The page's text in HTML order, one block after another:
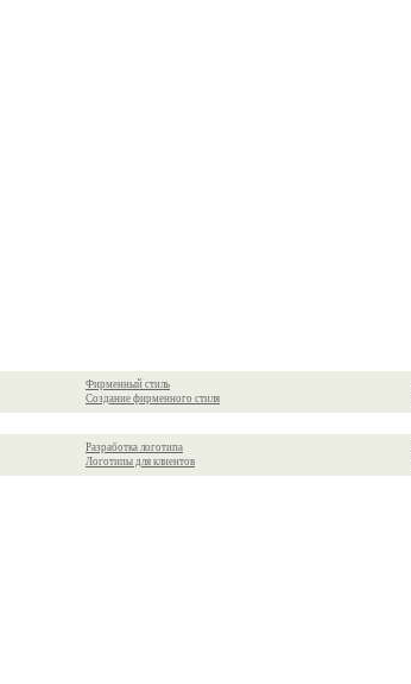
Фирменный стиль
Создание фирменного стиля
Разработка логотипа
Логотипы для клиентов